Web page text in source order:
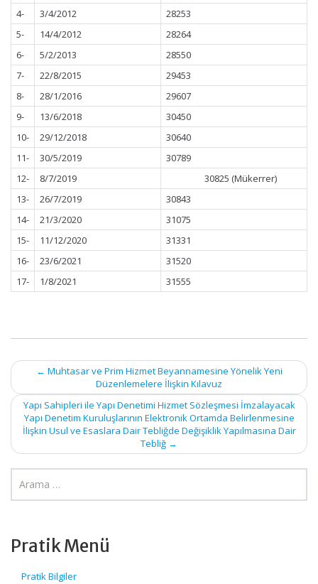
4-
3/4/2012
28253
5-
14/4/2012
28264
6-
5/2/2013
28550
7-
22/8/2015
29453
8-
28/1/2016
29607
9-
13/6/2018
30450
10-
29/12/2018
30640
11-
30/5/2019
30789
12-
8/7/2019
30825 (Mükerrer)
13-
26/7/2019
30843
14-
21/3/2020
31075
15-
11/12/2020
31331
16-
23/6/2021
31520
17-
1/8/2021 31555
Post
navigation
← Muhtasar ve Prim Hizmet Beyannamesine Yönelik Yeni
Düzenlemelere İlişkin Kılavuz
Yapı Sahipleri ile Yapı Denetimi Hizmet Sözleşmesi İmzalayacak
Yapı Denetim Kuruluşlarının Elektronik Ortamda Belirlenmesine
İlişkin Usul ve Esaslara Dair Tebliğde Değişiklik Yapılmasına Dair
Tebliğ →
Pratik Menü
Pratik Bilgiler